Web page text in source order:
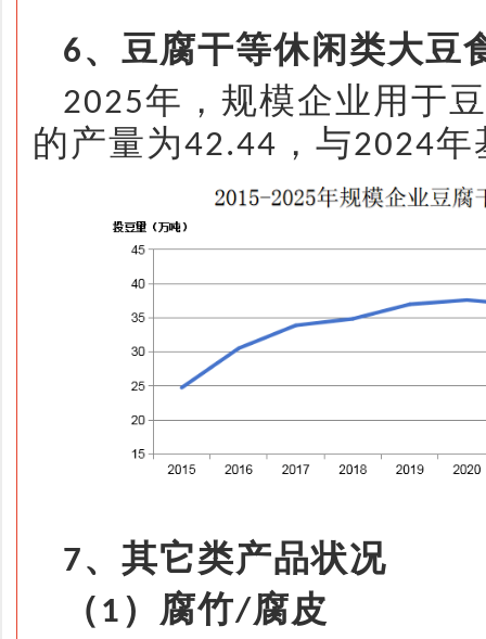
6、豆腐干等休闲类大豆
2025年，规模企业用于
的产量为42.44 ，与2024年
7、其它类产品状况
（ 1 ）腐竹/腐皮